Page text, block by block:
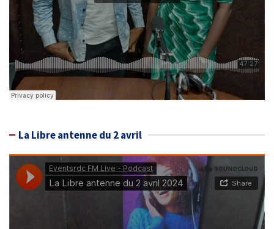
La Libre antenne du 2 avril